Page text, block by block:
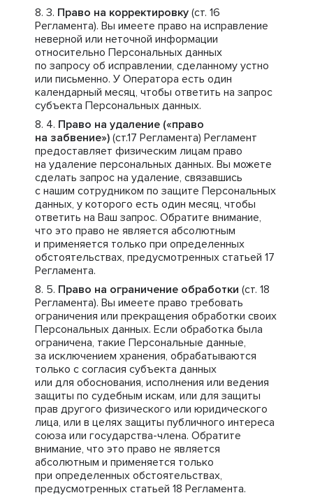
Право на корректировку (ст. 16
Регламента). Вы имеете право на исправление
неверной или неточной информации
относительно Персональных данных
по запросу об исправлении, сделанному устно
или письменно. У Оператора есть один
календарный месяц, чтобы ответить на запрос
субъекта Персональных данных.
Право на удаление («право
на забвение») (ст.17 Регламента) Регламент
предоставляет физическим лицам право
на удаление персональных данных. Вы можете
сделать запрос на удаление, связавшись
с нашим сотрудником по защите Персональных
данных, у которого есть один месяц, чтобы
ответить на Ваш запрос. Обратите внимание,
что это право не является абсолютным
и применяется только при определенных
обстоятельствах, предусмотренных статьей 17
Регламента.
Право на ограничение обработки (ст. 18
Регламента). Вы имеете право требовать
ограничения или прекращения обработки своих
Персональных данных. Если обработка была
ограничена, такие Персональные данные,
за исключением хранения, обрабатываются
только с согласия субъекта данных
или для обоснования, исполнения или ведения
защиты по судебным искам, или для защиты
прав другого физического или юридического
лица, или в целях защиты публичного интереса
союза или государства-члена. Обратите
внимание, что это право не является
абсолютным и применяется только
при определенных обстоятельствах,
предусмотренных статьей 18 Регламента.